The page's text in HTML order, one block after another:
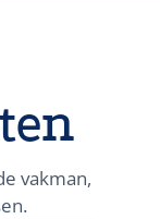
vakman,